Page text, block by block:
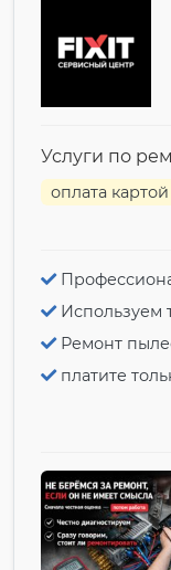
Услуги по
оплата картой
Используем
Ремонт
платите